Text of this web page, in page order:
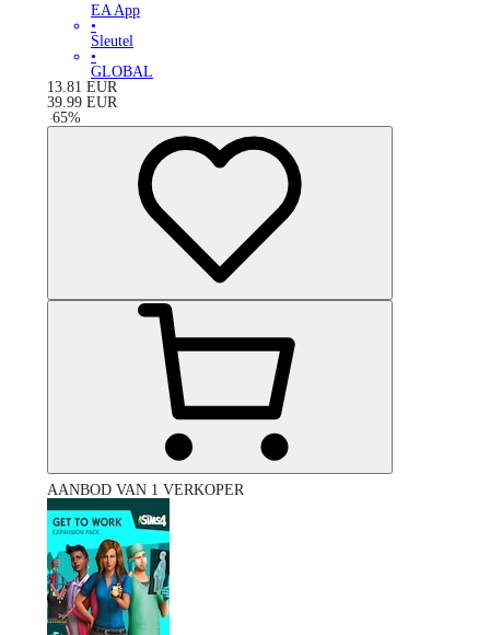
EA App
•
Sleutel
•
GLOBAL
13.81 EUR
39.99 EUR
-65%
AANBOD VAN 1 VERKOPER